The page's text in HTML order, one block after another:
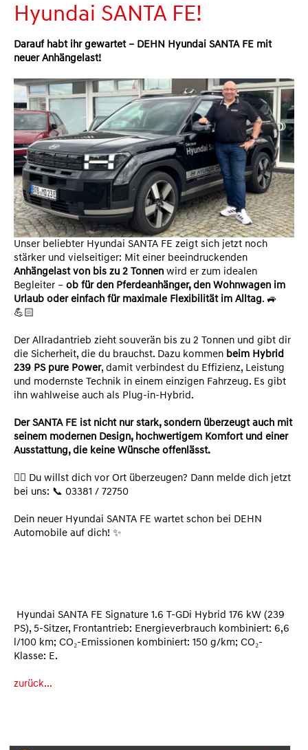
Hyundai SANTA FE!
Darauf habt ihr gewartet – DEHN Hyundai SANTA FE mit
neuer Anhängelast!
Unser beliebter Hyundai SANTA FE zeigt sich jetzt noch
stärker und vielseitiger: Mit einer beeindruckenden
Anhängelast von bis zu 2 Tonnen wird er zum idealen
Begleiter – ob für den Pferdeanhänger, den Wohnwagen im
Urlaub oder einfach für maximale Flexibilität im Alltag. 🚙
💪🏻
Der Allradantrieb zieht souverän bis zu 2 Tonnen und gibt dir
die Sicherheit, die du brauchst. Dazu kommen beim Hybrid
239 PS pure Power, damit verbindest du Effizienz, Leistung
und modernste Technik in einem einzigen Fahrzeug. Es gibt
ihn wahlweise auch als Plug-in-Hybrid.
Der SANTA FE ist nicht nur stark, sondern überzeugt auch mit
seinem modernen Design, hochwertigem Komfort und einer
Ausstattung, die keine Wünsche offenlässt.
👉🏻 Du willst dich vor Ort überzeugen? Dann melde dich jetzt
bei uns: 📞 03381 / 72750
Dein neuer Hyundai SANTA FE wartet schon bei DEHN
Automobile auf dich! ✨
Hyundai SANTA FE Signature 1.6 T-GDi Hybrid 176 kW (239
PS), 5-Sitzer, Frontantrieb: Energieverbrauch kombiniert: 6,6
l/100 km; CO₂-Emissionen kombiniert: 150 g/km; CO₂-
Klasse: E.
zurück...